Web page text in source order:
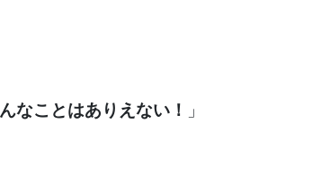
なことはありえない！ 」